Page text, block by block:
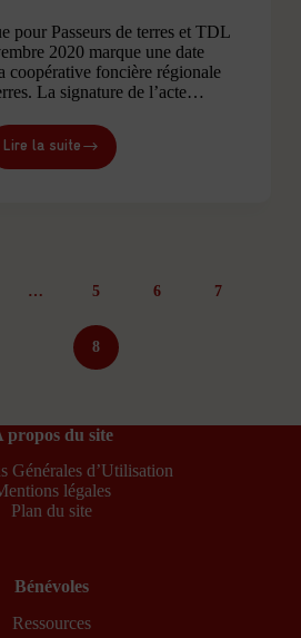
pour Passeurs de terres et TDL
2020 marque une date
coopérative foncière régionale
La signature de l’acte…
Lire la suiteAcquisition
de
… 5 6 7
8
propos du site
Générales d’Utilisation
légales
Plan du site
Bénévoles
Ressources